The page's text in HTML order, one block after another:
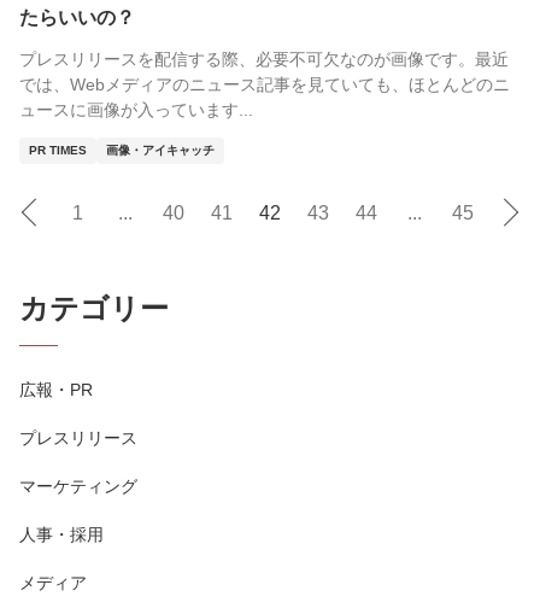
たらいいの？
プレスリリースを配信する際、必要不可欠なのが画像です。最近
では、Webメディアのニュース記事を見ていても、ほとんどのニ
ュースに画像が入っています...
PR TIMES 画像・アイキャッチ
1 ... 40 41 42 43 44 ... 45
カテゴリー
広報・PR
プレスリリース
マーケティング
人事・採用
メディア